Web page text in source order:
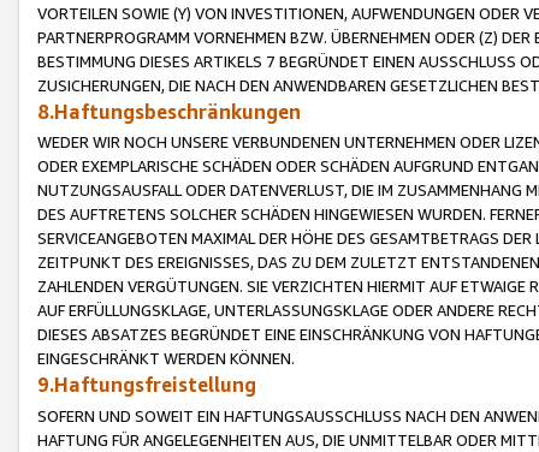
VORTEILEN SOWIE (Y) VON INVESTITIONEN, AUFWENDUNGEN ODER
PARTNERPROGRAMM VORNEHMEN BZW. ÜBERNEHMEN ODER (Z)
BESTIMMUNG DIESES ARTIKELS 7 BEGRÜNDET EINEN AUSSCHLUSS
ZUSICHERUNGEN, DIE NACH DEN ANWENDBAREN GESETZLICHEN
8.Haftungsbeschränkungen
WEDER WIR NOCH UNSERE VERBUNDENEN UNTERNEHMEN ODER
ODER EXEMPLARISCHE SCHÄDEN ODER SCHÄDEN AUFGRUND
NUTZUNGSAUSFALL ODER DATENVERLUST, DIE IM ZUSAMMENHANG
DES AUFTRETENS SOLCHER SCHÄDEN HINGEWIESEN WURDEN.
SERVICEANGEBOTEN MAXIMAL DER HÖHE DES GESAMTBETRAGS
ZEITPUNKT DES EREIGNISSES, DAS ZU DEM ZULETZT
ZAHLENDEN VERGÜTUNGEN. SIE VERZICHTEN HIERMIT AUF
AUF ERFÜLLUNGSKLAGE, UNTERLASSUNGSKLAGE ODER ANDERE
DIESES ABSATZES BEGRÜNDET EINE EINSCHRÄNKUNG VON
EINGESCHRÄNKT WERDEN KÖNNEN.
9.Haftungsfreistellung
SOFERN UND SOWEIT EIN HAFTUNGSAUSSCHLUSS NACH DEN
HAFTUNG FÜR ANGELEGENHEITEN AUS, DIE UNMITTELBAR ODER